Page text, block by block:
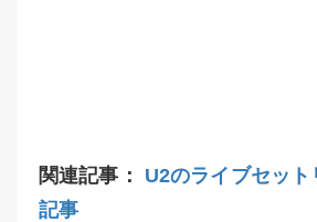
関連記事：
U2のライブセッ
記事